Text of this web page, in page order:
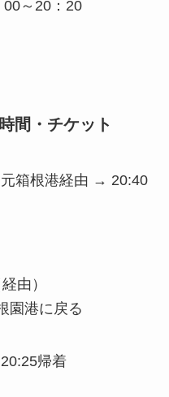
～20：20
間・チケット
箱根港経由 → 20:40
由）
園港に戻る
帰着